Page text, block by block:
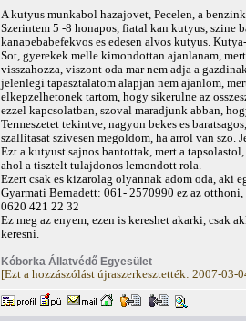
A kutyus munkabol hazajovet, Pecelen, a
Szerintem 5 -8 honapos, fiatal kan kutyus, szine
kanapebabefekvos es edesen alvos kutyus.
Sot, gyerekek melle kimondottan ajanlanam,
visszahozza, viszont oda mar nem adja a
jelenlegi tapasztalatom alapjan nem ajanlom,
elkepzelhetonek tartom, hogy sikerulne az
ezzel kapcsolatban, szoval maradjunk abban,
Termeszetet tekintve, nagyon bekes es
szallitasat szivesen megoldom, ha arrol van szo.
Ezt a kutyust sajnos bantottak, mert a
ahol a tisztelt tulajdonos lemondott rola.
Ezert csak es kizarolag olyannak adom oda, aki
Gyarmati Bernadett: 061- 2570990 ez az
0620 421 22 32
Ez meg az enyem, ezen is kereshet akarki, csak
keresni.
Kóborka Állatvédő Egyesület
[Ezt a hozzászólást újraszerkesztették: 2007-03-